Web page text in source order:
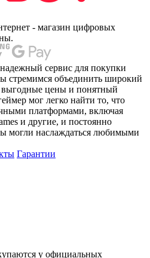
- магазин цифровых
сервис для покупки
объединить широкий
выгодные цены и понятный
мог легко найти то, что
платформами, включая
и другие, и постоянно
могли наслаждаться любимыми
Гарантии
у официальных